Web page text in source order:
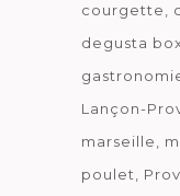
courgette
degusta
Lançon-
marseille
poulet